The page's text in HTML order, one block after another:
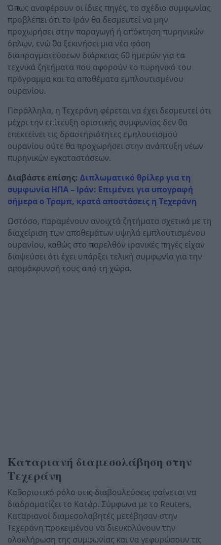
Όπως αναφέρουν οι ίδιες πηγές, το σχέδιο συμφωνίας
προβλέπει ότι το Ιράν θα δεσμευτεί να μην
προχωρήσει στην παραγωγή ή απόκτηση πυρηνικών
όπλων, ενώ θα ξεκινήσει μια νέα φάση
διαπραγματεύσεων διάρκειας 60 ημερών για τα
τεχνικά ζητήματα που αφορούν το πυρηνικό του
πρόγραμμα και τα αποθέματα εμπλουτισμένου
ουρανίου.
Παράλληλα, η Τεχεράνη φέρεται να έχει δεσμευτεί ότι
μέχρι την επίτευξη οριστικής συμφωνίας δεν θα
επεκτείνει τις δραστηριότητες εμπλουτισμού
ουρανίου ούτε θα προχωρήσει στην ανάπτυξη νέων
πυρηνικών εγκαταστάσεων.
Διαβάστε επίσης: Διπλωματικό θρίλερ για τη
συμφωνία ΗΠΑ – Ιράν: Επιμένει για υπογραφή
σήμερα ο Τραμπ, κρατά αποστάσεις η Τεχεράνη
Ωστόσο, παραμένουν ανοιχτά ζητήματα σχετικά με τη
διαχείριση των αποθεμάτων υψηλά εμπλουτισμένου
ουρανίου, καθώς στο παρελθόν ιρανικές πηγές είχαν
διαψεύσει ότι έχει υπάρξει τελική συμφωνία για την
απομάκρυνσή τους από τη χώρα.
Καταριανή διαμεσολάβηση στην
Τεχεράνη
Καθοριστικό ρόλο στις διαβουλεύσεις φαίνεται να
διαδραματίζει το Κατάρ. Σύμφωνα με το Reuters,
Καταριανοί διαμεσολαβητές μετέβησαν στην
Τεχεράνη προκειμένου να διευκολύνουν την
ολοκλήρωση της συμφωνίας και να γεφυρώσουν τις